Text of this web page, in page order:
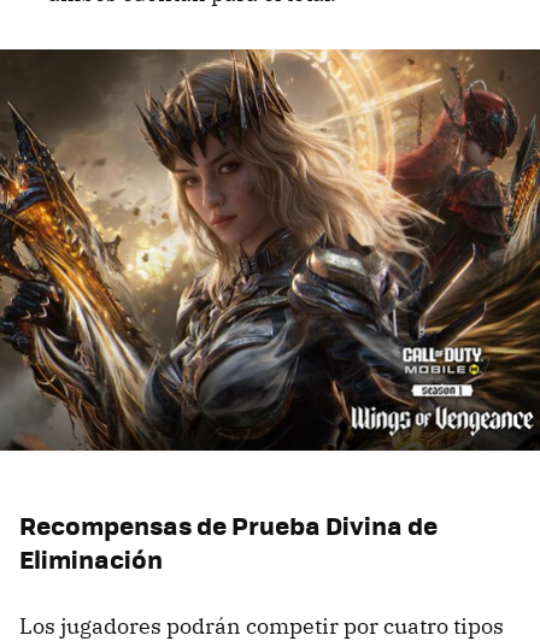
Recompensas dePrueba Divina de
Eliminación
Los jugadores podrán competir por cuatro tipos